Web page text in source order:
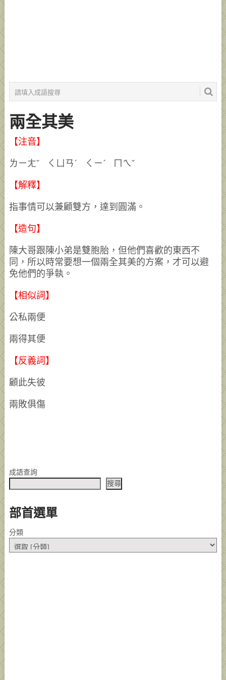
兩全其美
【注音】
ㄌㄧㄤˇ ㄑㄩㄢˊ ㄑㄧˊ ㄇㄟˇ
【解釋】
指事情可以兼顧雙方，達到圓滿。
【造句】
陳大哥跟陳小弟是雙胞胎，但他們喜歡的東西不
同，所以時常要想一個兩全其美的方案，才可以避
免他們的爭執。
【相似詞】
公私兩便
兩得其便
【反義詞】
顧此失彼
兩敗俱傷
成語查詢
搜尋
部首選單
分類